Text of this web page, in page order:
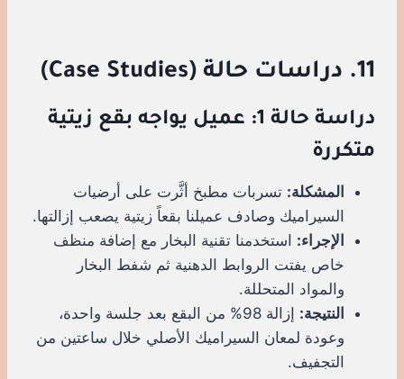
11. دراسات حالة (Case Studies)
دراسة حالة 1: عميل يواجه بقع زيتية
متكررة
المشكلة: تسربات مطبخ أثَّرت على أرضيات
السيراميك وصادف عميلنا بقعاً زيتية يصعب إزالتها.
الإجراء: استخدمنا تقنية البخار مع إضافة منظف
خاص يفتت الروابط الدهنية ثم شفط البخار
والمواد المتحللة.
النتيجة:
إزالة 98% من البقع بعد جلسة واحدة،
وعودة لمعان السيراميك الأصلي خلال ساعتين من
التجفيف.